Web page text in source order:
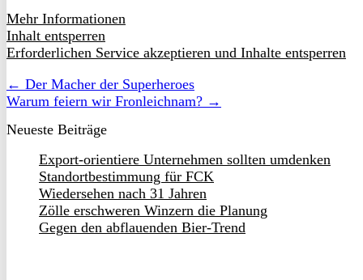
Mehr Informationen
Inhalt entsperren
Erforderlichen Service akzeptieren und Inhalte entsperren
← Der Macher der Superheroes
Warum feiern wir Fronleichnam? →
Neueste Beiträge
Export-orientiere Unternehmen sollten umdenken
Standortbestimmung für FCK
Wiedersehen nach 31 Jahren
Zölle erschweren Winzern die Planung
Gegen den abflauenden Bier-Trend